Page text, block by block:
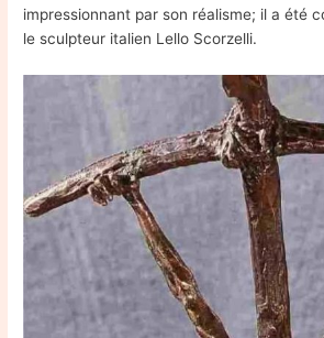
impressionnant par son réalisme; il a été
le sculpteur italien Lello Scorzelli.